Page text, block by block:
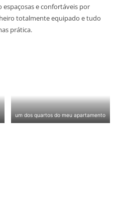
espaçosas e confortáveis por
totalmente equipado e tudo
prática.
um dos quartos do meu apartamento